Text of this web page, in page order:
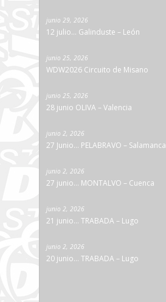
junio 29, 2026
12 julio… Galinduste – León
junio 25, 2026
WDW2026 Circuito de Misano
junio 25, 2026
28 junio OLIVA – Valencia
junio 2, 2026
27 Junio… PELABRAVO – Salamanca
junio 2, 2026
27 junio… MONTALVO – Cuenca
junio 2, 2026
21 junio… TRABADA – Lugo
junio 2, 2026
20 junio… TRABADA – Lugo